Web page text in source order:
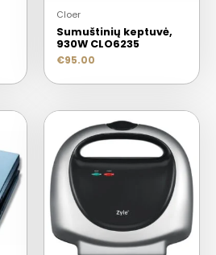
Cloer
Sumuštinių keptuvė,
930W CLO6235
€95.00